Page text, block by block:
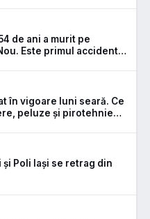
de ani a murit pe
Este primul accident
în vigoare luni seară. Ce
peluze și pirotehnie
Poli Iași se retrag din